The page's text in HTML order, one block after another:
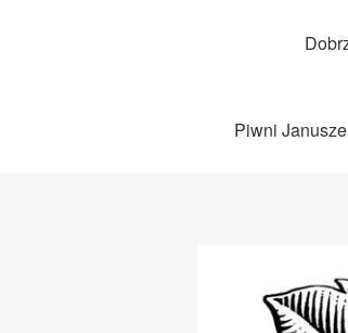
Piwni Janusze